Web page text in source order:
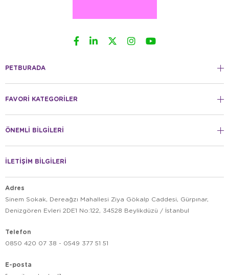
PETBURADA
FAVORİ KATEGORİLER
ÖNEMLİ BİLGİLERİ
İLETİŞİM BİLGİLERİ
Adres
Sinem Sokak, Dereağzı Mahallesi Ziya Gökalp Caddesi, Gürpınar,
Denizgören Evleri 2DE1 No:122, 34528 Beylikdüzü / İstanbul
Telefon
0850 420 07 38 - 0549 377 51 51
E-posta